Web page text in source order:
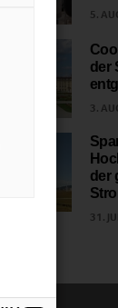
5.
der
3.
der
31.